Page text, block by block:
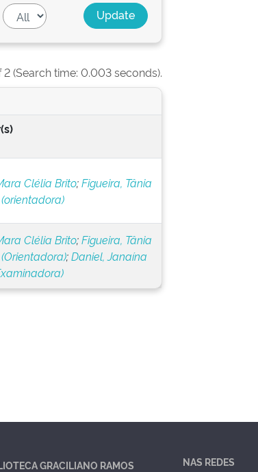
2 (Search time: 0.003 seconds).
Clélia Brito;Figueira, Tânia
Clélia Brito;Figueira, Tânia
;Daniel, Janaína
GRACILIANO RAMOS NAS REDES